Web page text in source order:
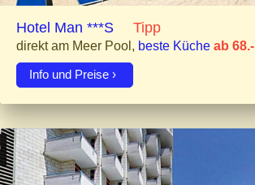
Hotel Man ***S Tipp
direkt am Meer Pool, beste Küche ab 68.-
Info und Preise